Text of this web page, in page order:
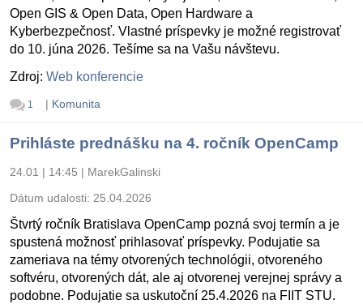
Open GIS & Open Data, Open Hardware a
Kyberbezpečnosť. Vlastné príspevky je možné registrovať
do 10. júna 2026. Tešíme sa na Vašu návštevu.
Zdroj: Web konferencie
1 | Komunita
Prihláste prednášku na 4. ročník OpenCamp
24.01 | 14:45 | MarekGalinski
Dátum udalosti: 25.04.2026
Štvrtý ročník Bratislava OpenCamp pozná svoj termín a je
spustená možnosť prihlasovať príspevky. Podujatie sa
zameriava na témy otvorených technológii, otvoreného
softvéru, otvorených dát, ale aj otvorenej verejnej správy a
podobne. Podujatie sa uskutoční 25.4.2026 na FIIT STU.